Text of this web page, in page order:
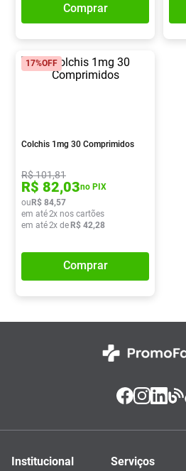
Comprar
17%OFF
Colchis 1mg 30 Comprimidos
R$101,81
R$ 82,03no PIX
ouR$ 84,57
em até2x nos cartões
em até2x deR$ 42,28
Comprar
Institucional Serviços